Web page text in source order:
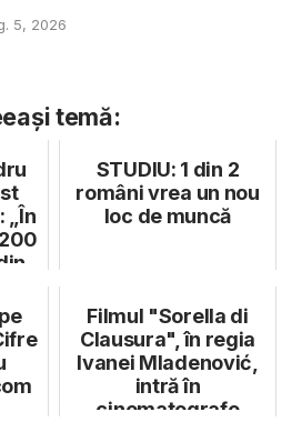
5, 2026
temă:
„În
STUDIU: 1 din 2
români vrea un nou
loc de muncă
Filmul "Sorella di
Clausura", în regia
Ivanei Mladenović,
intră în
cinematografe